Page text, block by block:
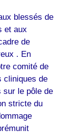
blessés de
et aux
de
. En
comité de
cliniques de
sur le pôle de
stricte du